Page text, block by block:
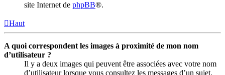
site Internet de phpBB®.
Haut
A quoi correspondent les images à proximité de mon nom
d’utilisateur ?
Il y a deux images qui peuvent être associées avec votre nom
d’utilisateur lorsque vous consultez les messages d’un sujet.